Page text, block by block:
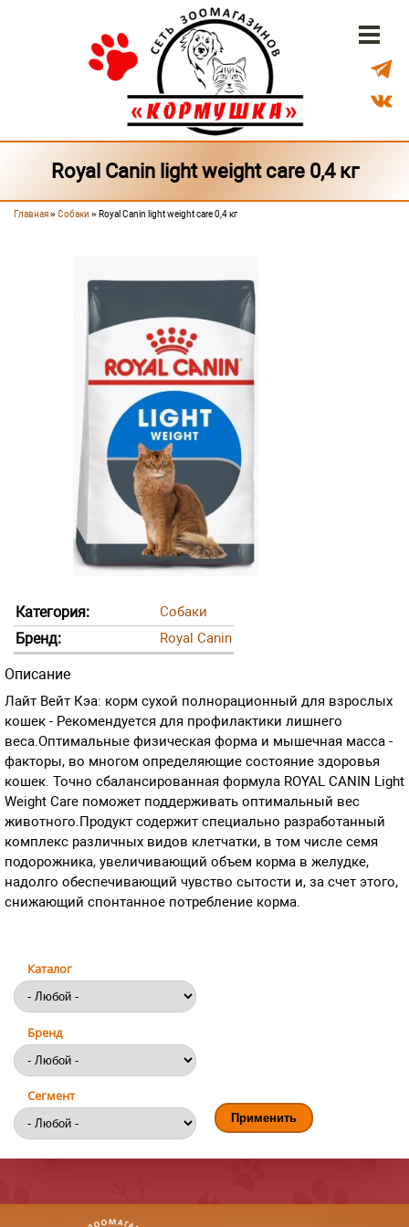
Перейти к основному содержанию
Бонусная система
Доставка
Наши магазины
Royal Canin light weight care 0,4 кг
Вы здесь
Главная» Собаки » Royal Canin light weight care 0,4 кг
Категория: Собаки
Бренд: Royal Canin
Описание
Лайт Вейт Кэа: корм сухой полнорационный для взрослых
кошек - Рекомендуется для профилактики лишнего
веса.Оптимальные физическая форма и мышечная масса -
факторы, во многом определяющие состояние здоровья
кошек. Точно сбалансированная формула ROYAL CANIN Light
Weight Care поможет поддерживать оптимальный вес
животного.Продукт содержит специально разработанный
комплекс различных видов клетчатки, в том числе семя
подорожника, увеличивающий объем корма в желудке,
надолго обеспечивающий чувство сытости и, за счет этого,
снижающий спонтанное потребление корма.
Каталог
Бренд
Сегмент